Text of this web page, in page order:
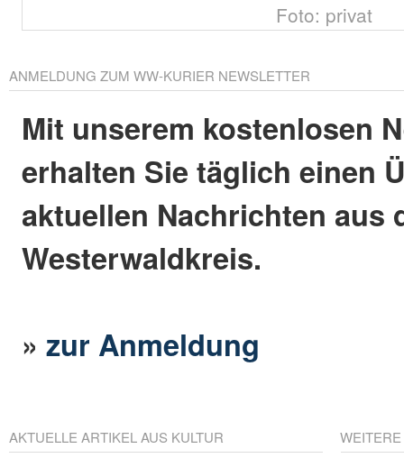
Foto: privat
ANMELDUNG ZUM WW-KURIER NEWSLETTER
Mit unserem kostenlosen
erhalten Sie täglich einen
aktuellen Nachrichten aus
Westerwaldkreis.
»zur Anmeldung
AKTUELLE ARTIKEL AUS KULTUR